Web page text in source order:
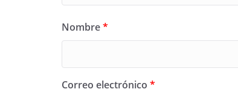
Nombre*
Correo electrónico *